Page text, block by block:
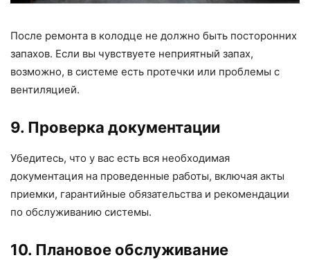
После ремонта в колодце не должно быть посторонних
запахов. Если вы чувствуете неприятный запах,
возможно, в системе есть протечки или проблемы с
вентиляцией.
9. Проверка документации
Убедитесь, что у вас есть вся необходимая
документация на проведенные работы, включая акты
приемки, гарантийные обязательства и рекомендации
по обслуживанию системы.
10. Плановое обслуживание